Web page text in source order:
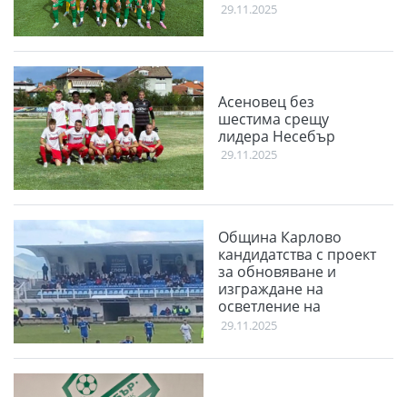
29.11.2025
Асеновец без
шестима срещу
лидера Несебър
29.11.2025
Община Карлово
кандидатства с проект
за обновяване и
изграждане на
осветление на
стадион „Васил
29.11.2025